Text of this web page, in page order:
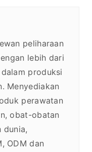
peliharaan
lebih dari
produksi
Menyediakan
perawatan
obat-obatan
dunia,
ODM dan